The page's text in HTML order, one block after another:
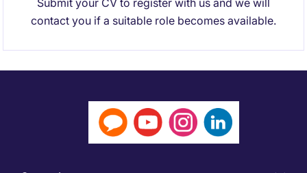
Submit your CV to register with us and we will
contact you if a suitable role becomes available.